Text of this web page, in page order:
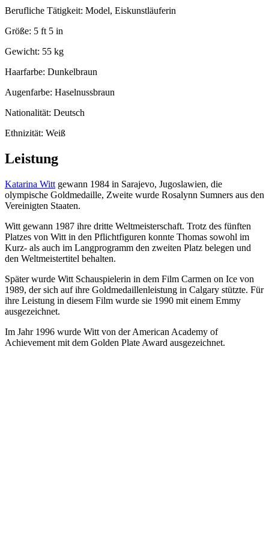
Berufliche Tätigkeit: Model, Eiskunstläuferin
Größe: 5 ft 5 in
Gewicht: 55 kg
Haarfarbe: Dunkelbraun
Augenfarbe: Haselnussbraun
Nationalität: Deutsch
Ethnizität: Weiß
Leistung
Katarina Witt gewann 1984 in Sarajevo, Jugoslawien, die
olympische Goldmedaille, Zweite wurde Rosalynn Sumners aus den
Vereinigten Staaten.
Witt gewann 1987 ihre dritte Weltmeisterschaft. Trotz des fünften
Platzes von Witt in den Pflichtfiguren konnte Thomas sowohl im
Kurz- als auch im Langprogramm den zweiten Platz belegen und
den Weltmeistertitel behalten.
Später wurde Witt Schauspielerin in dem Film Carmen on Ice von
1989, der sich auf ihre Goldmedaillenleistung in Calgary stützte. Für
ihre Leistung in diesem Film wurde sie 1990 mit einem Emmy
ausgezeichnet.
Im Jahr 1996 wurde Witt von der American Academy of
Achievement mit dem Golden Plate Award ausgezeichnet.